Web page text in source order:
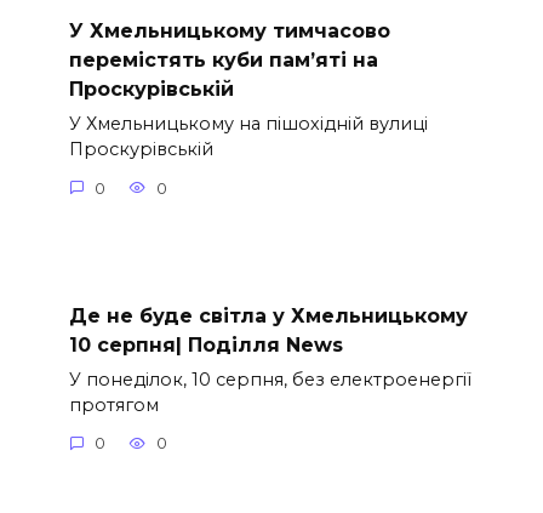
У Хмельницькому тимчасово
перемістять куби пам’яті на
Проскурівській
У Хмельницькому на пішохідній вулиці
Проскурівській
0 0
Де не буде світла у Хмельницькому
10 серпня| Поділля News
У понеділок, 10 серпня, без електроенергії
протягом
0 0